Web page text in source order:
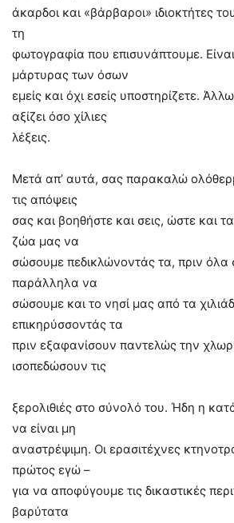
άκαρδοι και «βάρβαροι» ιδιοκτήτες
τη
φωτογραφία που επισυνάπτουμε.
μάρτυρας των όσων
εμείς και όχι εσείς υποστηρίζετε.
αξίζει όσο χίλιες
λέξεις.
Μετά απ’ αυτά, σας παρακαλώ
τις απόψεις
σας και βοηθήστε και σεις, ώστε και
ζώα μας να
σώσουμε πεδικλώνοντάς τα, πριν όλα
παράλληλα να
σώσουμε και το νησί μας από τα
επικηρύσσοντάς τα
πριν εξαφανίσουν παντελώς την
ισοπεδώσουν τις
ξερολιθιές στο σύνολό του. Ήδη η
να είναι μη
αναστρέψιμη. Οι ερασιτέχνες
πρώτος εγώ –
για να αποφύγουμε τις δικαστικές
βαρύτατα